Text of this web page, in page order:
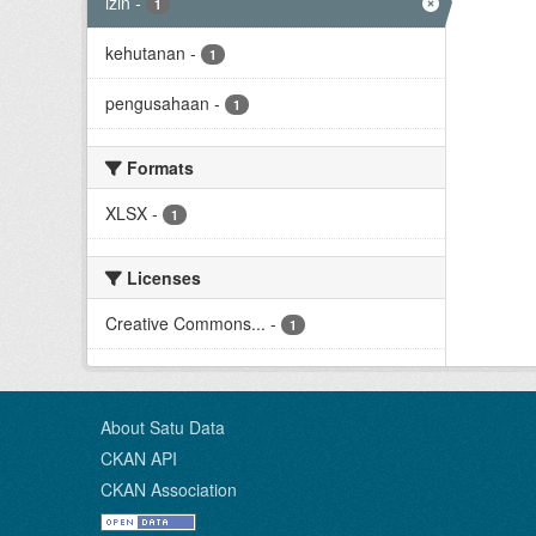
1
kehutanan - 1
pengusahaan - 1
Formats
XLSX - 1
Licenses
Creative Commons... - 1
About Satu Data
CKAN API
CKAN Association